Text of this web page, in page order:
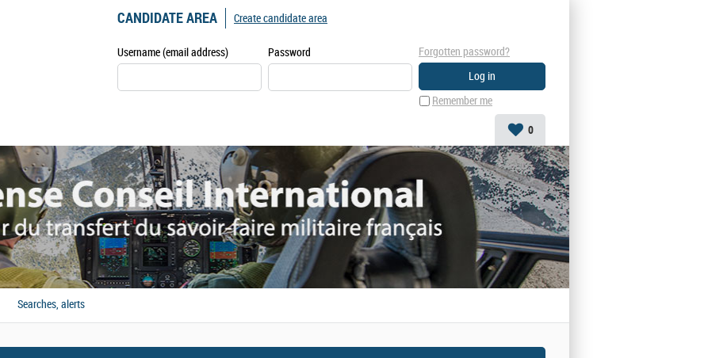
CANDIDATE AREA
Username (email address) Password
Remember me
Forgotten password?
Create candidate area
0
Searches, alerts